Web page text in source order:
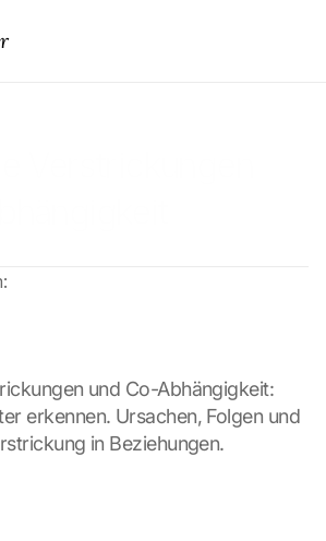
und Co-Abhängigkeit:
erkennen. Ursachen, Folgen und
in Beziehungen.